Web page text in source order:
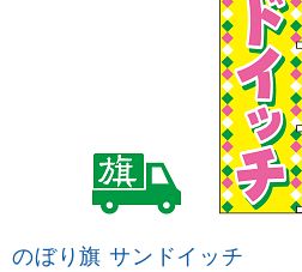
のぼり旗 サンドイッチ